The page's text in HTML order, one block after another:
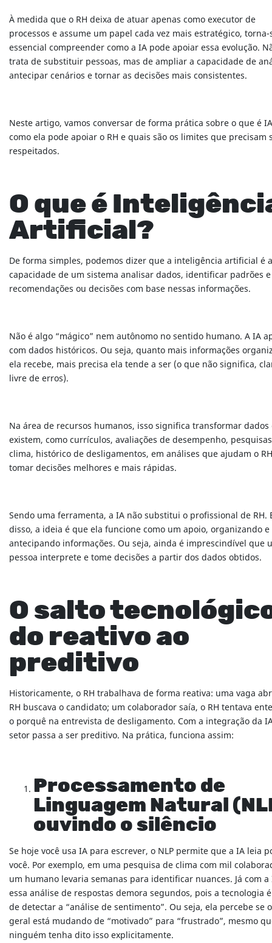
À medida que o RH deixa de atuar apenas como executor de
processos e assume um papel cada vez mais estratégico, torna-
essencial compreender como a IA pode apoiar essa evolução.
trata de substituir pessoas, mas de ampliar a capacidade de
antecipar cenários e tornar as decisões mais consistentes.
Neste artigo, vamos conversar de forma prática sobre o que é
como ela pode apoiar o RH e quais são os limites que precisam
respeitados.
O que é
Artificial?
De forma simples, podemos dizer que a inteligência artificial é a
capacidade de um sistema analisar dados, identificar padrões
recomendações ou decisões com base nessas informações.
Não é algo “mágico” nem autônomo no sentido humano. A IA
com dados históricos. Ou seja, quanto mais informações
ela recebe, mais precisa ela tende a ser (o que não significa,
livre de erros).
Na área de recursos humanos, isso significa transformar dados
existem, como currículos, avaliações de desempenho,
clima, histórico de desligamentos, em análises que ajudam o
tomar decisões melhores e mais rápidas.
Sendo uma ferramenta, a IA não substitui o profissional de RH.
disso, a ideia é que ela funcione como um apoio, organizando e
antecipando informações. Ou seja, ainda é imprescindível que
pessoa interprete e tome decisões a partir dos dados obtidos.
O salto
do reativo ao
preditivo
Historicamente, o RH trabalhava de forma reativa: uma vaga
RH buscava o candidato; um colaborador saía, o RH tentava
o porquê na entrevista de desligamento. Com a integração da
setor passa a ser preditivo. Na prática, funciona assim:
Processamento de
Linguagem Natural
ouvindo o silêncio
Se hoje você usa IA para escrever, o NLP permite que a IA leia
você. Por exemplo, em uma pesquisa de clima com mil
um humano levaria semanas para identificar nuances. Já com a
essa análise de respostas demora segundos, pois a tecnologia
de detectar a “análise de sentimento”. Ou seja, ela percebe se
geral está mudando de “motivado” para “frustrado”, mesmo
ninguém tenha dito isso explicitamente.